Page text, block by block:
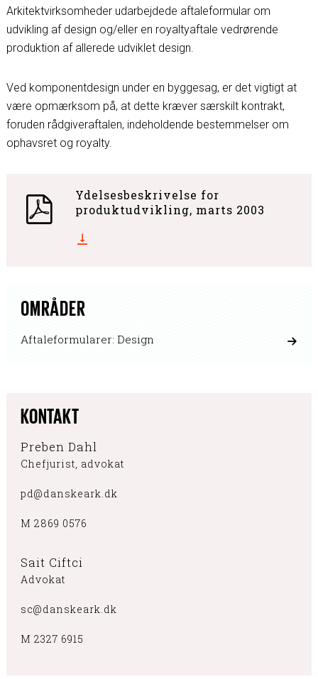
Arkitektvirksomheder udarbejdede aftaleformular om
udvikling af design og/eller en royaltyaftale vedrørende
produktion af allerede udviklet design.
Ved komponentdesign under en byggesag, er det vigtigt at
være opmærksom på, at dette kræver særskilt kontrakt,
foruden rådgiveraftalen, indeholdende bestemmelser om
ophavsret og royalty.
Ydelsesbeskrivelse for
produktudvikling, marts 2003
OMRÅDER
Aftaleformularer: Design
KONTAKT
Preben Dahl
Chefjurist, advokat
pd@danskeark.dk
M 2869 0576
Sait Ciftci
Advokat
sc@danskeark.dk
M 2327 6915